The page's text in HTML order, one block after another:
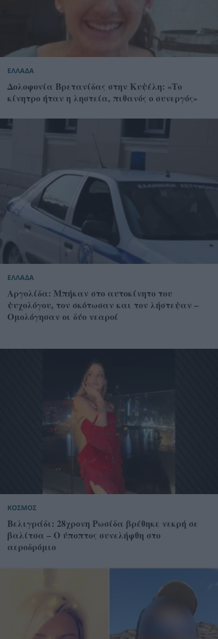
ΕΛΛΑΔΑ
Δολοφονία Βρετανίδας στην Κυψέλη: «Το
κίνητρο ήταν η ληστεία, πιθανός ο συνεργός»
ΕΛΛΑΔΑ
Αργολίδα: Μπήκαν στο αυτοκίνητο του
ψυχολόγου, τον σκότωσαν και τον λήστεψαν –
Ομολόγησαν οι δύο νεαροί
ΚΟΣΜΟΣ
Βελιγράδι: 28χρονη Ρωσίδα βρέθηκε νεκρή σε
βαλίτσα – Ο ύποπτος συνελήφθη στο
αεροδρόμιο